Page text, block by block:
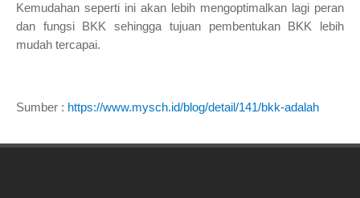
Kemudahan seperti ini akan lebih mengoptimalkan lagi peran
dan fungsi BKK sehingga tujuan pembentukan BKK lebih
mudah tercapai.
Sumber : https://www.mysch.id/blog/detail/141/bkk-adalah